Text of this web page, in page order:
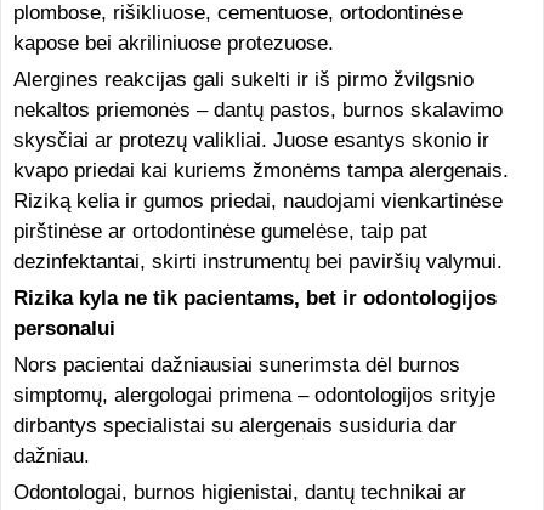
plombose, rišikliuose, cementuose, ortodontinėse
kapose bei akriliniuose protezuose.
Alergines reakcijas gali sukelti ir iš pirmo žvilgsnio
nekaltos priemonės – dantų pastos, burnos skalavimo
skysčiai ar protezų valikliai. Juose esantys skonio ir
kvapo priedai kai kuriems žmonėms tampa alergenais.
Riziką kelia ir gumos priedai, naudojami vienkartinėse
pirštinėse ar ortodontinėse gumelėse, taip pat
dezinfektantai, skirti instrumentų bei paviršių valymui.
Rizika kyla ne tik pacientams, bet ir odontologijos
personalui
Nors pacientai dažniausiai sunerimsta dėl burnos
simptomų, alergologai primena – odontologijos srityje
dirbantys specialistai su alergenais susiduria dar
dažniau.
Odontologai, burnos higienistai, dantų technikai ar